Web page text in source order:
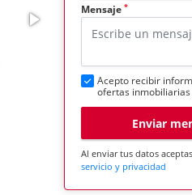
Mensaje *
Acepto recibir
ofertas inmobiliarias
Enviar
Al enviar tus datos
servicio y privacidad